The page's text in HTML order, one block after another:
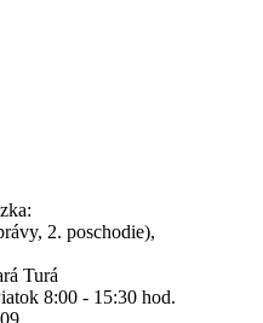
2. poschodie),
Turá
8:00 - 15:30 hod.